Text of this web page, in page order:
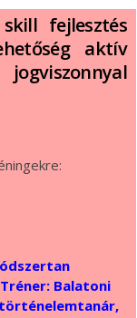
fejlesztés
aktív
Balatoni
történelemtanár,